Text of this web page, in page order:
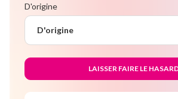
D'origine
D'origine